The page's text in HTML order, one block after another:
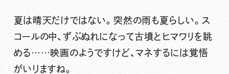
夏は晴天だけではない。突然の雨も夏らしい。ス
コールの中、ずぶぬれになって古墳とヒマワリを眺
める……映画のようですけど、マネするには覚悟
がいりますね。